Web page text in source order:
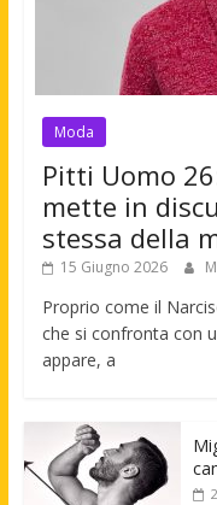
Moda
Pitti Uomo
mette in
stessa della
15 Giugno 2026
Proprio come il
che si confronta con
appare, a